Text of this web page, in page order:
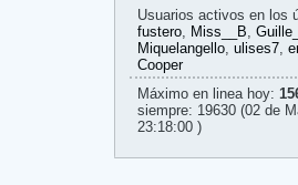
Usuarios activos en los
fustero, Miss__B,
Miquelangello, ulises7,
Cooper
Máximo en linea hoy:
siempre: 19630 (02 de
23:18:00 )